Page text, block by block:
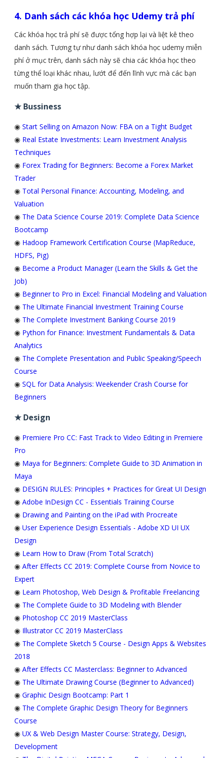
4. Danh sách các khóa học Udemy trả phí
Các khóa học trả phí sẽ được tổng hợp lại và liệt kê theo
danh sách. Tương tự như danh sách khóa học udemy miễn
phí ở mục trên, danh sách này sẽ chia các khóa học theo
từng thể loại khác nhau, lướt để đến lĩnh vực mà các bạn
muốn tham gia học tập.
★ Bussiness
◉ Start Selling on Amazon Now: FBA on a Tight Budget
◉ Real Estate Investments: Learn Investment Analysis
Techniques
◉ Forex Trading for Beginners: Become a Forex Market
Trader
◉ Total Personal Finance: Accounting, Modeling, and
Valuation
◉ The Data Science Course 2019: Complete Data Science
Bootcamp
◉ Hadoop Framework Certification Course (MapReduce,
HDFS, Pig)
◉ Become a Product Manager (Learn the Skills & Get the
Job)
◉ Beginner to Pro in Excel: Financial Modeling and Valuation
◉ The Ultimate Financial Investment Training Course
◉ The Complete Investment Banking Course 2019
◉ Python for Finance: Investment Fundamentals & Data
Analytics
◉ The Complete Presentation and Public Speaking/Speech
Course
◉ SQL for Data Analysis: Weekender Crash Course for
Beginners
★ Design
◉ Premiere Pro CC: Fast Track to Video Editing in Premiere
Pro
◉ Maya for Beginners: Complete Guide to 3D Animation in
Maya
◉ DESIGN RULES: Principles + Practices for Great UI Design
◉ Adobe InDesign CC - Essentials Training Course
◉ Drawing and Painting on the iPad with Procreate
◉ User Experience Design Essentials - Adobe XD UI UX
Design
◉ Learn How to Draw (From Total Scratch)
◉ After Effects CC 2019: Complete Course from Novice to
Expert
◉ Learn Photoshop, Web Design & Profitable Freelancing
◉ The Complete Guide to 3D Modeling with Blender
◉ Photoshop CC 2019 MasterClass
◉ Illustrator CC 2019 MasterClass
◉ The Complete Sketch 5 Course - Design Apps & Websites
2018
◉ After Effects CC Masterclass: Beginner to Advanced
◉ The Ultimate Drawing Course (Beginner to Advanced)
◉ Graphic Design Bootcamp: Part 1
◉ The Complete Graphic Design Theory for Beginners
Course
◉ UX & Web Design Master Course: Strategy, Design,
Development